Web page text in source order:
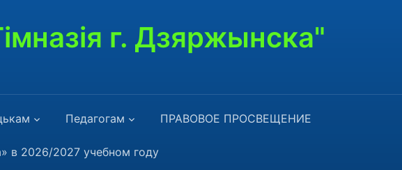
г. Дзяржынска"
Педагогам ПРАВОВОЕ ПРОСВЕЩЕНИЕ
в 2026/2027 учебном году